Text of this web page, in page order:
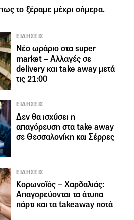
το ξέραμε μέχρι σήμερα.
ΕΙΔΗΣΕΙΣ
Νέο ωράριο στα super
market – Αλλαγές σε
delivery και take away μετά
τις 21:00
ΕΙΔΗΣΕΙΣ
Δεν θα ισχύσει η
απαγόρευση στα take away
σε Θεσσαλονίκη και Σέρρες
ΕΙΔΗΣΕΙΣ
Κορωνοϊός – Χαρδαλιάς:
Απαγορεύονται τα άτυπα
πάρτι και τα takeaway ποτά